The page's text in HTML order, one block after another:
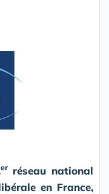
erréseau national
en France,